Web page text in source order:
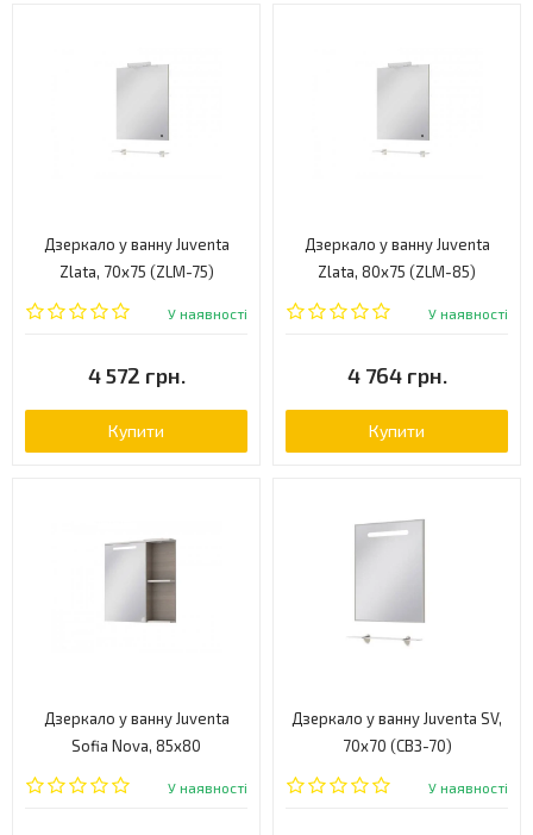
Дзеркало у ванну Juventa
Zlata, 70x75 (ZLM-75)
У наявності
4 572 грн.
Купити
Дзеркало у ванну Juventa
Zlata, 80x75 (ZLM-85)
У наявності
4 764 грн.
Купити
Дзеркало у ванну Juventa
Sofia Nova, 85x80
(СНШНЗ-85S)
У наявності
Дзеркало у ванну Juventa SV,
70x70 (СВЗ-70)
У наявності